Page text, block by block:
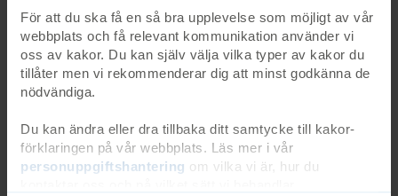
För att du ska få en så bra upplevelse som möjligt av vår
webbplats och få relevant kommunikation använder vi
oss av kakor. Du kan själv välja vilka typer av kakor du
tillåter men vi rekommenderar dig att minst godkänna de
nödvändiga.
Du kan ändra eller dra tillbaka ditt samtycke till kakor-
förklaringen på vår webbplats. Läs mer i vår
personuppgiftshantering om vilka vi är, hur du
arrangerar sin årliga friluftsdag. De inbjudna
gästerna är elever som går i anpassad skola
tillsammans med sina pedagoger och
assistenter. I år väntas över 1 500 deltagare till
dagen som blivit en uppskattad tradition för
skolor i Göteborgsregionen.